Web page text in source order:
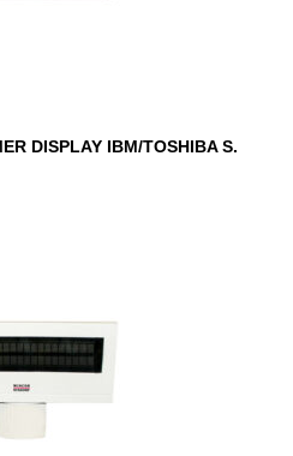
DISPLAY IBM/TOSHIBA S.